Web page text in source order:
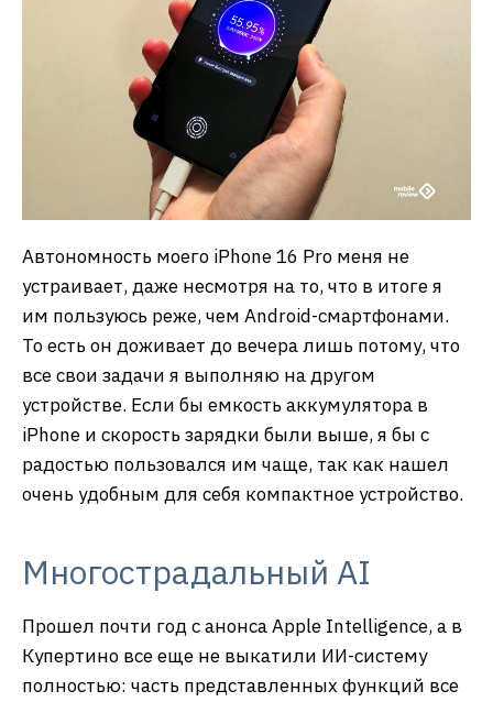
Автономность моего iPhone 16 Pro меня не
устраивает, даже несмотря на то, что в итоге я
им пользуюсь реже, чем Android-смартфонами.
То есть он доживает до вечера лишь потому, что
все свои задачи я выполняю на другом
устройстве. Если бы емкость аккумулятора в
iPhone и скорость зарядки были выше, я бы с
радостью пользовался им чаще, так как нашел
очень удобным для себя компактное устройство.
Многострадальный AI
Прошел почти год с анонса Apple Intelligence, а в
Купертино все еще не выкатили ИИ-систему
полностью: часть представленных функций все